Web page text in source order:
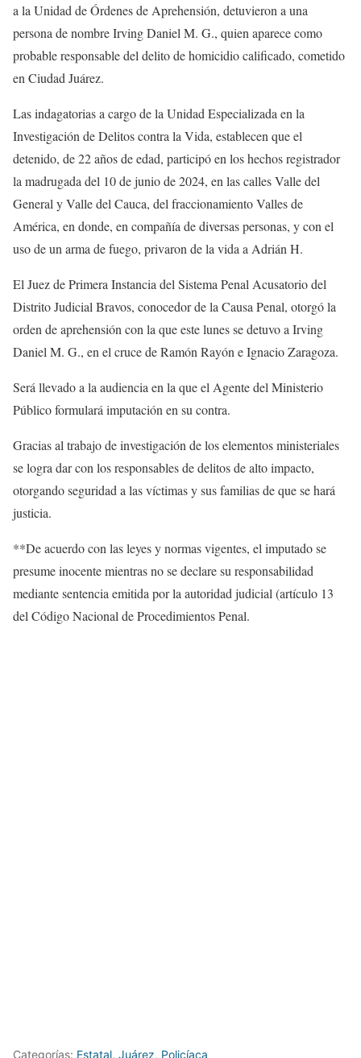
a la Unidad de Órdenes de Aprehensión, detuvieron a una
persona de nombre Irving Daniel M. G., quien aparece como
probable responsable del delito de homicidio calificado, cometido
en Ciudad Juárez.
Las indagatorias a cargo de la Unidad Especializada en la
Investigación de Delitos contra la Vida, establecen que el
detenido, de 22 años de edad, participó en los hechos registrador
la madrugada del 10 de junio de 2024, en las calles Valle del
General y Valle del Cauca, del fraccionamiento Valles de
América, en donde, en compañía de diversas personas, y con el
uso de un arma de fuego, privaron de la vida a Adrián H.
El Juez de Primera Instancia del Sistema Penal Acusatorio del
Distrito Judicial Bravos, conocedor de la Causa Penal, otorgó la
orden de aprehensión con la que este lunes se detuvo a Irving
Daniel M. G., en el cruce de Ramón Rayón e Ignacio Zaragoza.
Será llevado a la audiencia en la que el Agente del Ministerio
Público formulará imputación en su contra.
Gracias al trabajo de investigación de los elementos ministeriales
se logra dar con los responsables de delitos de alto impacto,
otorgando seguridad a las víctimas y sus familias de que se hará
justicia.
**De acuerdo con las leyes y normas vigentes, el imputado se
presume inocente mientras no se declare su responsabilidad
mediante sentencia emitida por la autoridad judicial (artículo 13
del Código Nacional de Procedimientos Penal.
Categorías: Estatal, Juárez, Policíaca